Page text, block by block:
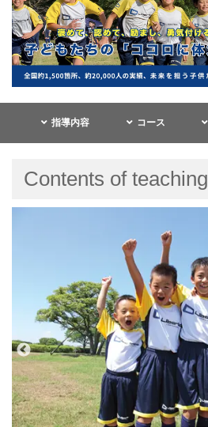
指導内容 コース
Contents of teaching